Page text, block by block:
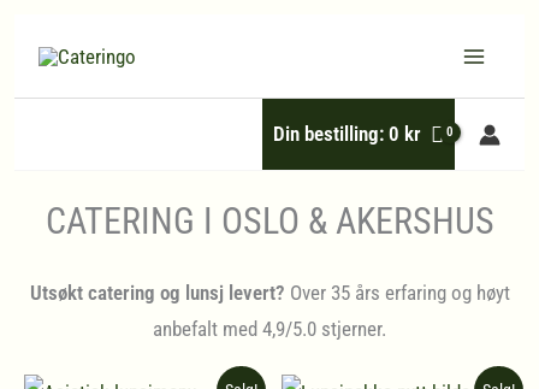
Din bestilling:0 kr
CATERING I OSLO & AKERSHUS
Utsøkt catering og lunsj levert? Over 35 års erfaring og høyt
anbefalt med 4,9/5.0 stjerner.